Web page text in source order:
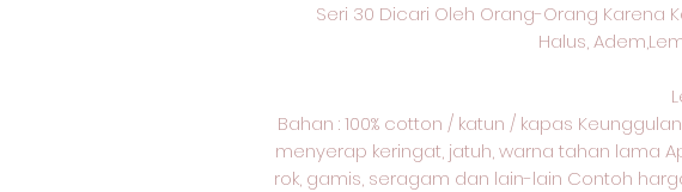
Seri 30 Dicari Oleh Orang-Orang Karena
Halus,
Bahan : 100% cotton / katun / kapas
menyerap keringat, jatuh, warna tahan lama
rok, gamis, seragam dan lain-lain Contoh